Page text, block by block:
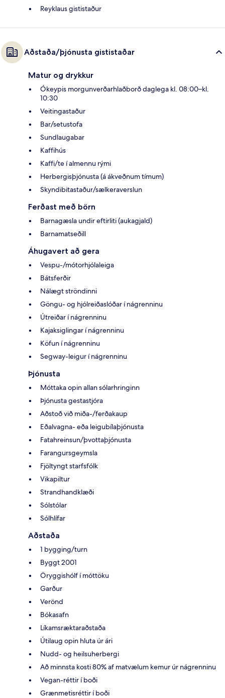
Reyklaus gististaður
Aðstaða/þjónusta gististaðar
Matur og drykkur
Ókeypis morgunverðarhlaðborð daglega kl. 08:00–kl.
10:30
Veitingastaður
Bar/setustofa
Sundlaugabar
Kaffihús
Kaffi/te í almennu rými
Herbergisþjónusta (á ákveðnum tímum)
Skyndibitastaður/sælkeraverslun
Ferðast með börn
Barnagæsla undir eftirliti (aukagjald)
Barnamatseðill
Áhugavert að gera
Vespu-/mótorhjólaleiga
Bátsferðir
Nálægt ströndinni
Göngu- og hjólreiðaslóðar í nágrenninu
Útreiðar í nágrenninu
Kajaksiglingar í nágrenninu
Köfun í nágrenninu
Segway-leigur í nágrenninu
Þjónusta
Móttaka opin allan sólarhringinn
Þjónusta gestastjóra
Aðstoð við miða-/ferðakaup
Eðalvagna- eða leigubílaþjónusta
Fatahreinsun/þvottaþjónusta
Farangursgeymsla
Fjöltyngt starfsfólk
Vikapiltur
Strandhandklæði
Sólstólar
Sólhlífar
Aðstaða
1 bygging/turn
Byggt 2001
Öryggishólf í móttöku
Garður
Verönd
Bókasafn
Líkamsræktaraðstaða
Útilaug opin hluta úr ári
Nudd- og heilsuherbergi
Að minnsta kosti 80% af matvælum kemur úr nágrenninu
Vegan-réttir í boði
Grænmetisréttir í boði